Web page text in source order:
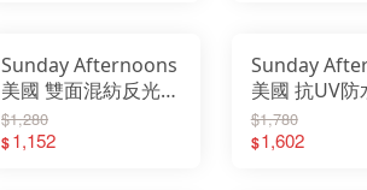
Sunday Afternoons
美國 雙面混紡反光保
暖帽 毛帽
NIGHTFALL
$1,280
$1,152
Sunday
美國 抗UV防
圓桶帽 圓盤帽
SAS3A03756B
$1,780
$1,602